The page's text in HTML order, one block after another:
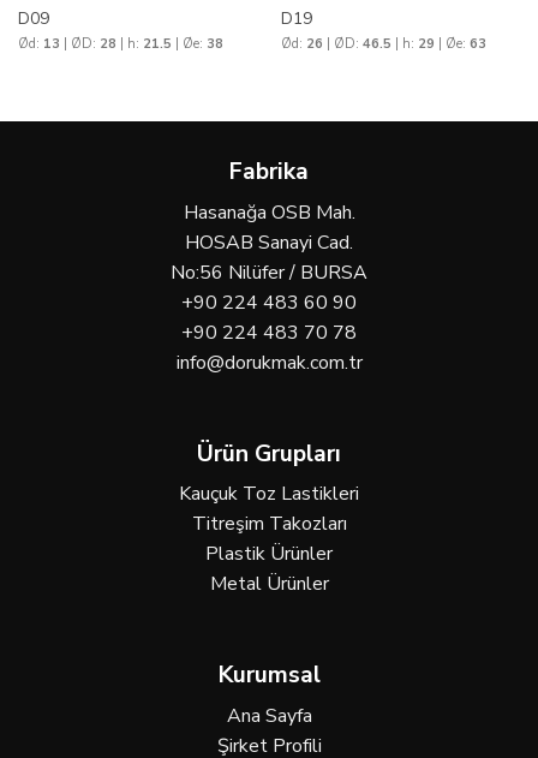
D09
Ød: 13 | ØD: 28 | h: 21.5 | Øe: 38
D19
Ød: 26 | ØD: 46.5 | h: 29 | Øe: 63
Fabrika
Hasanağa OSB Mah.
HOSAB Sanayi Cad.
No:56 Nilüfer / BURSA
+90 224 483 60 90
+90 224 483 70 78
info@dorukmak.com.tr
Ürün Grupları
Kauçuk Toz Lastikleri
Titreşim Takozları
Plastik Ürünler
Metal Ürünler
Kurumsal
Ana Sayfa
Şirket Profili